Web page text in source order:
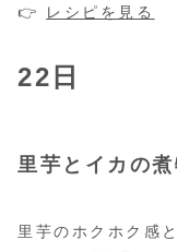
👉
レシピを見る
22日
里芋とイカの煮
里芋のホクホク感